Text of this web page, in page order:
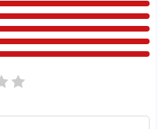
kiểm soát quá trình ra vào một
với nhiều hệ thống khác nhau
Bộ đếm điện tử có thể đặt lại 6
5 sao
sao